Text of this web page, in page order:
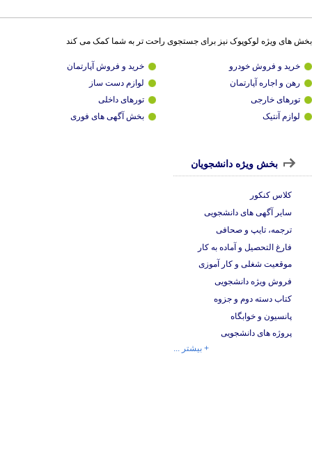
بخش های ویژه لوکوپوک نیز برای جستجوی راحت تر به شما کمک می کند
خرید و فروش خودرو
خرید و فروش آپارتمان
رهن و اجاره آپارتمان
لوازم دست ساز
تورهای خارجی
تورهای داخلی
لوازم آنتیک
بخش آگهی های فوری
بخش ویژه دانشجویان
کلاس کنکور
سایر آگهی های دانشجویی
ترجمه، تایپ و صحافی
فارغ التحصیل و آماده به کار
موقعیت شغلی و کار آموزی
فروش ویژه دانشجویی
کتاب دسته دوم و جزوه
پانسیون و خوابگاه
پروژه های دانشجویی
+ بیشتر ...